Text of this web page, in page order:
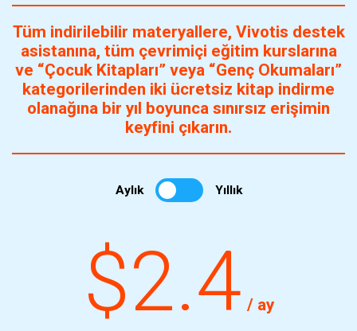
Tüm indirilebilir materyallere, Vivotis destek
asistanına, tüm çevrimiçi eğitim kurslarına
ve “Çocuk Kitapları” veya “Genç Okumaları”
kategorilerinden iki ücretsiz kitap indirme
olanağına bir yıl boyunca sınırsız erişimin
keyfini çıkarın.
Aylık Yıllık
$2.4 / ay